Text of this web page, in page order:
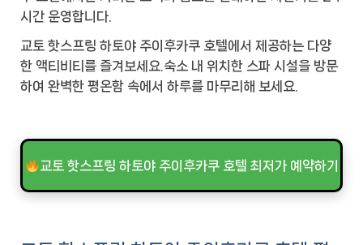
시간 운영합니다.
교토 핫스프링 하토야 주이후카쿠 호텔에서 제공하는 다양
한 액티비티를 즐겨보세요.숙소 내 위치한 스파 시설을 방문
하여 완벽한 평온함 속에서 하루를 마무리해 보세요.
교토 핫스프링 하토야 주이후카쿠 호텔 최저가 예약하기